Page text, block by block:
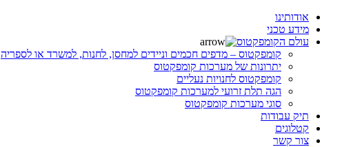
אודותינו
מידע טכני
עולם הקומפקטוס
קומפקטוס – מדפים חכמים וניידים למחסן, לחנות, למשרד או לספריה
יתרונות של מערכות קומפקטוס
קומפקטוס לחנויות נעליים
הגה תלת זרועי למערכות קומפקטוס
סוגי מערכות קומפקטוס
תיק עבודות
קטלוגים
צור קשר